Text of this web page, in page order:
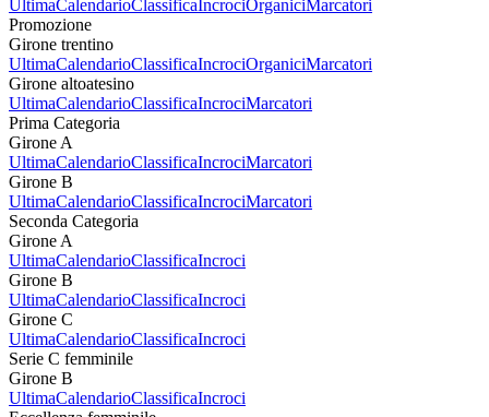
UltimaCalendarioClassificaIncrociOrganiciMarcatori
Promozione
Girone trentino
UltimaCalendarioClassificaIncrociOrganiciMarcatori
Girone altoatesino
UltimaCalendarioClassificaIncrociMarcatori
Prima Categoria
Girone A
UltimaCalendarioClassificaIncrociMarcatori
Girone B
UltimaCalendarioClassificaIncrociMarcatori
Seconda Categoria
Girone A
UltimaCalendarioClassificaIncroci
Girone B
UltimaCalendarioClassificaIncroci
Girone C
UltimaCalendarioClassificaIncroci
Serie C femminile
Girone B
UltimaCalendarioClassificaIncroci